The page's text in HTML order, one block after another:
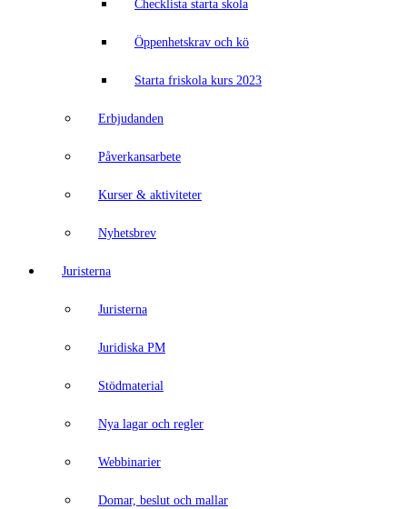
Checklista starta skola
Öppenhetskrav och kö
Starta friskola kurs 2023
Erbjudanden
Påverkansarbete
Kurser & aktiviteter
Nyhetsbrev
Juristerna
Juristerna
Juridiska PM
Stödmaterial
Nya lagar och regler
Webbinarier
Domar, beslut och mallar